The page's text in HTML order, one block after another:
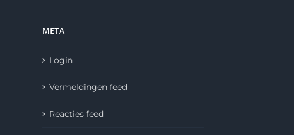
META
Login
Vermeldingen feed
Reacties feed